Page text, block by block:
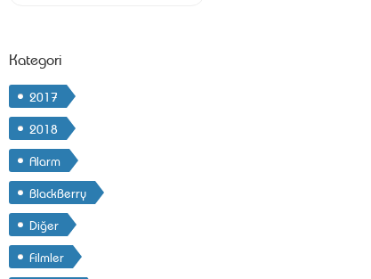
Kategori
2017
2018
Alarm
BlackBerry
Diğer
Filmler